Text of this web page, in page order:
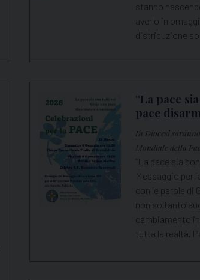
stanno
averlo in
distribuzione
“La pace
pace
In Diocesi
Mondiale della
“La pace sia
Messaggio per
con le parole di
non soltanto
cambiamento
tutta la realtà.